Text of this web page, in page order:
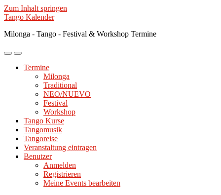
Zum Inhalt springen
Tango Kalender
Milonga - Tango - Festival & Workshop Termine
Mobile-
ein-/ausblenden
Suchfeld
ein-/ausblenden
Termine
Milonga
Traditional
NEO/NUEVO
Festival
Workshop
Tango Kurse
Tangomusik
Tangoreise
Veranstaltung eintragen
Benutzer
Anmelden
Registrieren
Meine Events bearbeiten